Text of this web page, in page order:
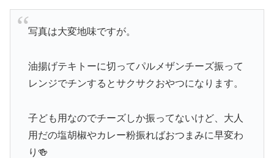
写真は大変地味ですが。
油揚げテキトーに切ってパルメザンチーズ振って
レンジでチンするとサクサクおやつになります。
子ども用なのでチーズしか振ってないけど、大人
用だの塩胡椒やカレー粉振ればおつまみに早変わ
り🍻